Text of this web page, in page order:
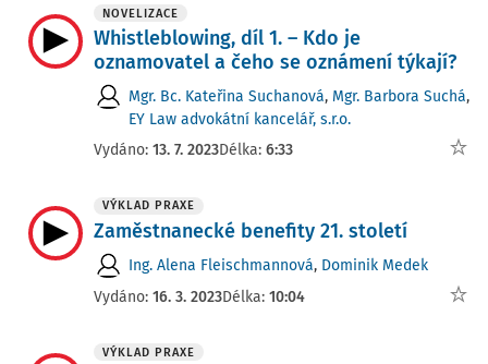
NOVELIZACE
Whistleblowing, díl 1. – Kdo je
oznamovatel a čeho se oznámení týkají?
Mgr. Bc. Kateřina Suchanová, Mgr. Barbora Suchá,
EY Law advokátní kancelář, s.r.o.
Vydáno: 13. 7. 2023Délka: 6:33
VÝKLAD PRAXE
Zaměstnanecké benefity 21. století
Ing. Alena Fleischmannová, Dominik Medek
Vydáno: 16. 3. 2023Délka: 10:04
VÝKLAD PRAXE